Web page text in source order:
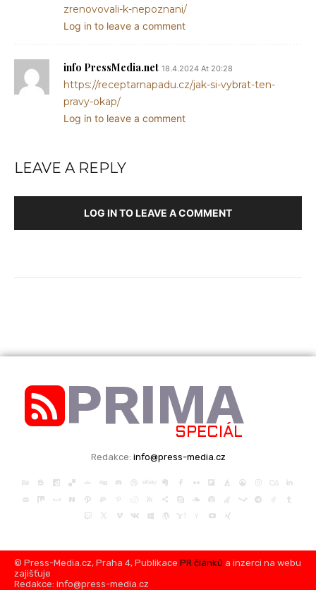
zrenovovali-k-nepoznani/
Log in to leave a comment
info PressMedia.net 18.4.2024 At 20:28
https://receptarnapadu.cz/jak-si-vybrat-ten-
pravy-okap/
Log in to leave a comment
LEAVE A REPLY
LOG IN TO LEAVE A COMMENT
PRIMA
SPECIÁL
Redakce: info@press-media.cz
© Press-Media.cz, Praha 4, Publikace PR článků a inzerci na webu
zajišťuje
Redakce: info@press-media.cz